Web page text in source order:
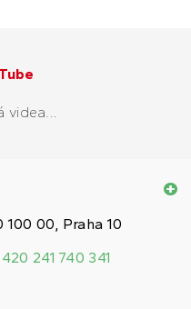
videa...
100 00, Praha 10
241 740 341